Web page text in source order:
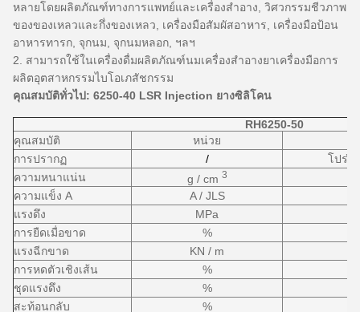
หลายโดยผลิตภัณฑ์ทางการแพทย์และเครื่องสำอาง, วิศวกรรมชีวภาพ
ของของเหลวและกึ่งของเหลว, เครื่องมือสัมผัสอาหาร, เครื่องมือป้อน
อาหารทารก, จุกนม, จุกนมหลอก, ฯลฯ
2. สามารถใช้ในเครื่องดื่มผลิตภัณฑ์นมเครื่องสำอางยาเครื่องมือการ
ผลิตอุตสาหกรรมไบโอเภสัชกรรม
คุณสมบัติทั่วไป: 6250-40 LSR Injection ยางซิลิโคน
RH6250-50
คุณสมบัติ
หน่วย
การปรากฏ
/
โปร่ง
ความหนาแน่น
g / cm 3
ความแข็ง A
A / JLS
แรงดึง
MPa
การยืดเมื่อขาด
%
แรงฉีกขาด
KN / m
การหดตัวเชิงเส้น
%
ชุดแรงดึง
%
สะท้อนกลับ
%